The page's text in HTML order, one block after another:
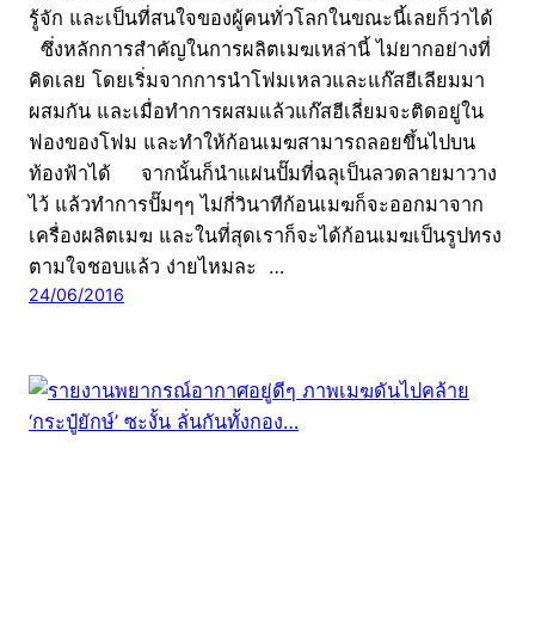
รู้จัก และเป็นที่สนใจของผู้คนทั่วโลกในขณะนี้เลยก็ว่าได้
ซึ่งหลักการสำคัญในการผลิตเมฆเหล่านี้ ไม่ยากอย่างที่
คิดเลย โดยเริ่มจากการนำโฟมเหลวและแก๊สฮีเลียมมา
ผสมกัน และเมื่อทำการผสมแล้วแก๊สฮีเลี่ยมจะติดอยู่ใน
ฟองของโฟม และทำให้ก้อนเมฆสามารถลอยขึ้นไปบน
ท้องฟ้าได้ จากนั้นก็นำแผ่นปั๊มที่ฉลุเป็นลวดลายมาวาง
ไว้ แล้วทำการปั๊มๆๆ ไม่กี่วินาทีก้อนเมฆก็จะออกมาจาก
เครื่องผลิตเมฆ และในที่สุดเราก็จะได้ก้อนเมฆเป็นรูปทรง
ตามใจชอบแล้ว ง่ายไหมละ …
24/06/2016